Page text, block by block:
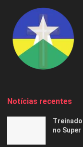
Notícias recentes
no Super